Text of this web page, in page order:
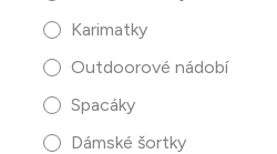
Karimatky
Outdoorové nádobí
Spacáky
Dámské šortky